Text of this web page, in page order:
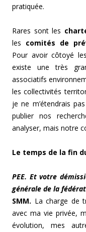
pratiquée.
Rares sont les
les comités de
Pour avoir côtoyé
existe une très
associatifs
les collectivités
je ne m’étendrais
publier nos
analyser, mais notre
Le temps de la fin
PEE. Et votre
générale de la
SMM. La charge de
avec ma vie privée,
évolution, mes